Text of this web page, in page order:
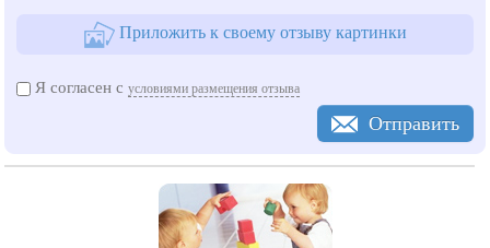
Приложить к своему отзыву картинки
Я согласен сусловиями размещения отзыва
Отправить